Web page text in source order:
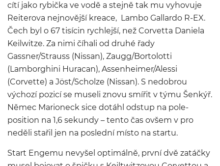
cítí jako rybička ve vodě a stejně tak mu vyhovuje
Reiterova nejnovější kreace, Lambo Gallardo R-EX.
Čech byl o 67 tisícin rychlejší, než Corvetta Daniela
Keilwitze. Za nimi číhali od druhé řady
Gassner/Strauss (Nissan), Zaugg/Bortolotti
(Lamborghini Huracan), Assenheimer/Alessi
(Corvette) a Jöst/Scholze (Nissan). S nedobrou
výchozí pozicí se museli znovu smířit v týmu Šenkýř.
Němec Marioneck sice dotáhl odstup na pole-
position na 1,6 sekundy – tento čas ovšem v pro
neděli stařil jen na poslední místo na startu.
Start Engemu nevyšel optimálně, první dvě zatáčky